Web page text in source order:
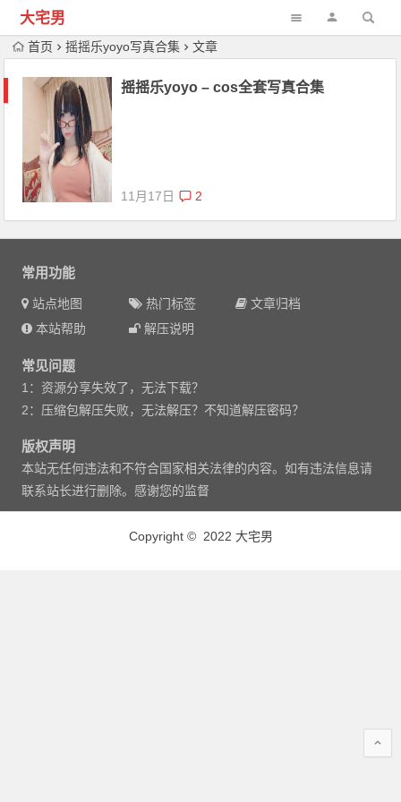
大宅男
首页 摇摇乐yoyo写真合集 文章
摇摇乐yoyo – cos全套写真合集
11月17日 2
常用功能
站点地图 热门标签
文章归档
本站帮助
解压说明
常见问题
1：资源分享失效了，无法下载？
2：压缩包解压失败，无法解压？不知道解压密码？
版权声明
本站无任何违法和不符合国家相关法律的内容。如有违法信息请
联系站长进行删除。感谢您的监督
Copyright © 2022 大宅男